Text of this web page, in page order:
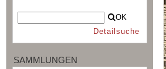
OK
Detailsuche
SAMMLUNGEN